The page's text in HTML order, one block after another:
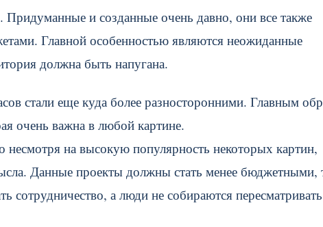
Придуманные и созданные очень давно, они все также
Главной особенностью являются неожиданные
должна быть напугана.
стали еще куда более разносторонними. Главным
очень важна в любой картине.
на высокую популярность некоторых картин,
Данные проекты должны стать менее бюджетными,
сотрудничество, а люди не собираются пересматривать